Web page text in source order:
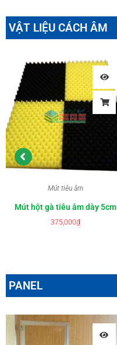
VẬT LIỆU CÁCH ÂM
Mút tiêu âm
Mút hột gà tiêu âm dày 5cm
375,000₫
PANEL